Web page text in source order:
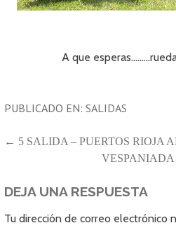
A que
PUBLICADO EN:SALIDAS
NAVEGACIÓN
ENTRADAS
← 5 SALIDA – PUERTOS RIOJA
VESPANIADA
DEJA UNA RESPUESTA
Tu dirección de correo electrónico